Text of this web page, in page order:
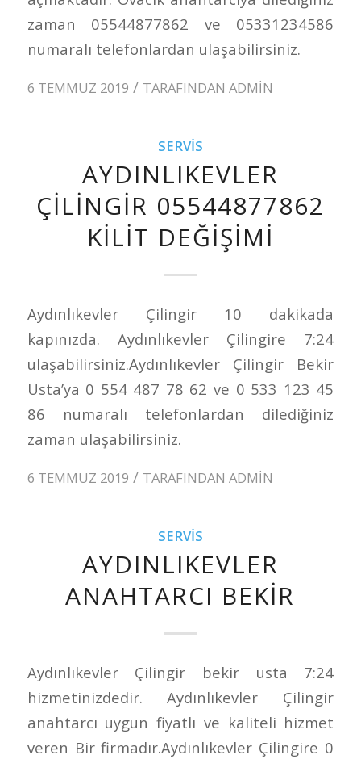
zaman 05544877862 ve 05331234586
numaralı telefonlardan ulaşabilirsiniz.
6 TEMMUZ 2019 / TARAFINDAN ADMIN
SERVIS
AYDINLIKEVLER
ÇILINGIR 05544877862
KILIT DEĞIŞIMI
Aydınlıkevler Çilingir 10 dakikada
kapınızda. Aydınlıkevler Çilingire 7:24
ulaşabilirsiniz.Aydınlıkevler Çilingir Bekir
Usta’ya 0 554 487 78 62 ve 0 533 123 45
86 numaralı telefonlardan dilediğiniz
zaman ulaşabilirsiniz.
6 TEMMUZ 2019 / TARAFINDAN ADMIN
SERVIS
AYDINLIKEVLER
ANAHTARCI BEKIR
Aydınlıkevler Çilingir bekir usta 7:24
hizmetinizdedir. Aydınlıkevler Çilingir
anahtarcı uygun fiyatlı ve kaliteli hizmet
veren Bir firmadır.Aydınlıkevler Çilingire 0